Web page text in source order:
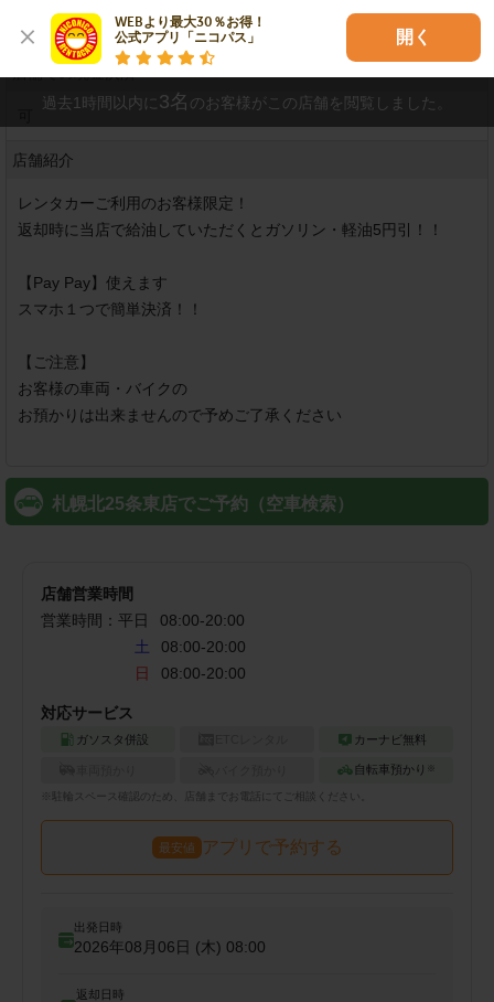
WEBより最大30％お得！
公式アプリ「ニコパス」
開く
予めご了承ください。
店舗紹介
レンタカーご利用のお客様限定！
返却時に当店で給油していただくとガソリン・軽油5円引！！
【Pay Pay】使えます
スマホ１つで簡単決済！！
【ご注意】
お客様の車両・バイクの
お預かりは出来ませんので予めご了承ください
札幌北25条東店でご予約（空車検索）
店舗営業時間
営業時間： 平日 08:00-20:00
土
08:00-20:00
日
08:00-20:00
対応サービス
ガソスタ併設 カーナビ無料
自転車預かり ※
※ スペース確認のため、店舗までお電話にてご相談ください。
最安値 アプリで予約する
出発日時
2026年08月06日 (木) 08:00
返却日時
過去1時間以内に 3名 のお客様がこの店舗を閲覧しました。